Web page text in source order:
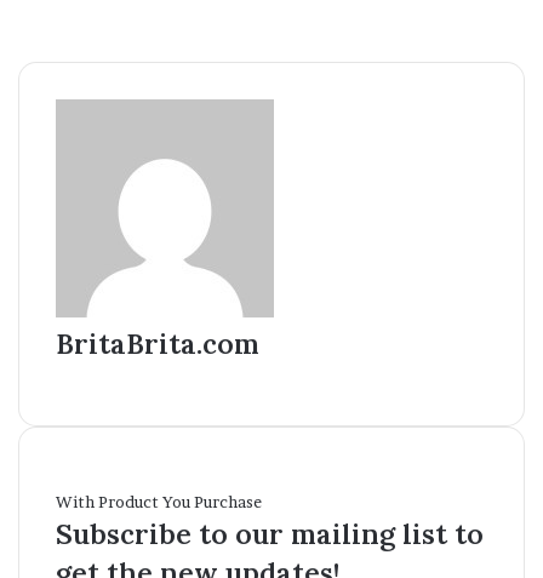
BritaBrita.com
With Product You Purchase
Subscribe to our mailing list to